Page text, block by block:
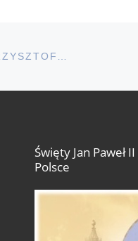
22 CZERWCA, GODZ. 16: SAKRA BISKUPIA KS. KRZYSZTOFA NYKIELA
Święty Jan Paweł
Polsce